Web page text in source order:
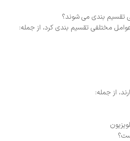
مختلفی تقسیم‌ بندی کرد، از جمله:
از جمله: